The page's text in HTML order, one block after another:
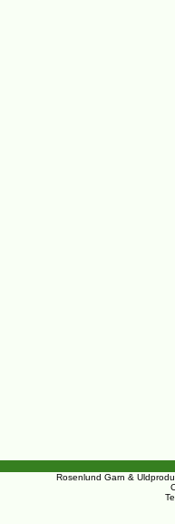
Rosenlund Garn &